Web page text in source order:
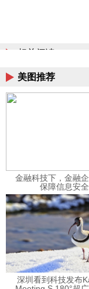
相关阅读
美图推荐
金融科技下，金融
保障信息安全
深圳看到科技发布